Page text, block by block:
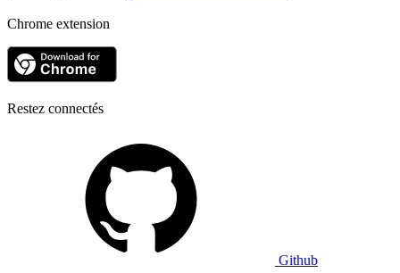
Chrome extension
Restez connectés
Github